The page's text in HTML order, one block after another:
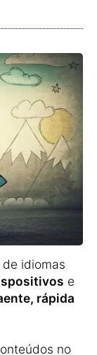
idiomas
e
rápida
no